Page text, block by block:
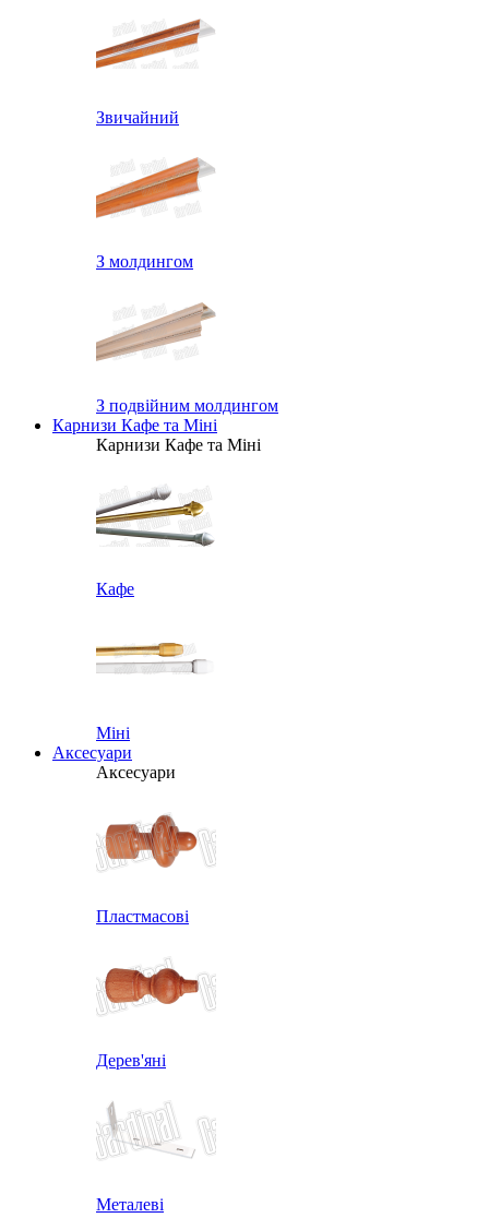
Звичайний
З молдингом
З подвійним молдингом
Карнизи Кафе та Міні
Карнизи Кафе та Міні
Кафе
Міні
Аксесуари
Аксесуари
Пластмасові
Дерев'яні
Металеві